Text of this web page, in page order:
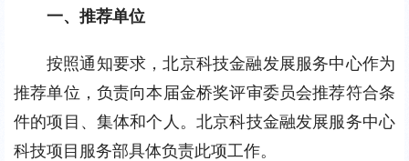
一、推荐单位
按照通知要求，北京科技金融发展服务中心作为
推荐单位，负责向本届金桥奖评审委员会推荐符合条
件的项目、集体和个人。北京科技金融发展服务中心
科技项目服务部具体负责此项工作。